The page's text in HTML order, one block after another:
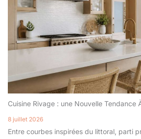
Cuisine Rivage : une Nouvelle Tendance
8 juillet 2026
Entre courbes inspirées du littoral, parti